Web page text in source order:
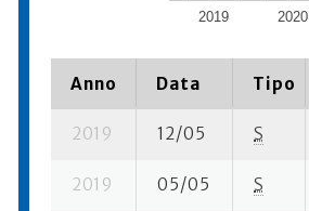
2019 2020
Anno Data Tipo
2019 12/05 S
2019 05/05 S